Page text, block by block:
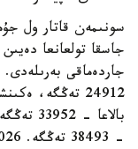
سونىمەن قاتار ول
جاسقا تولعانعا
جاردەماقى